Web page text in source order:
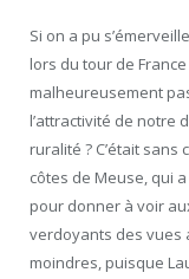
Si on a pu
lors du tour de
malheureusement
l’attractivité de notre
ruralité ? C’était
côtes de Meuse, qui
pour donner à voir
verdoyants des vues
moindres, puisque